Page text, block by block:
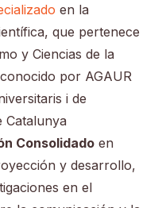
en la
que pertenece
y Ciencias de la
por AGAUR
i de
Catalunya
Consolidadoen
y desarrollo,
en el